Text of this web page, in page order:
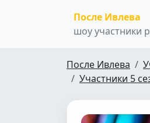
После Ивлева
шоу участники
После Ивлева
Участники 5